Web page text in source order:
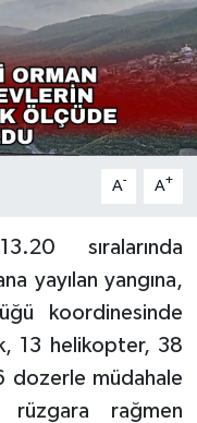
A- A+
sıralarında
yayılan yangına,
koordinesinde
13 helikopter, 38
dozerle müdahale
rüzgara rağmen